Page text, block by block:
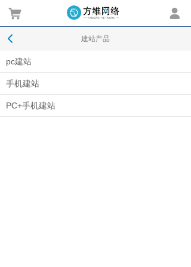
建站产品
pc建站
手机建站
PC+手机建站